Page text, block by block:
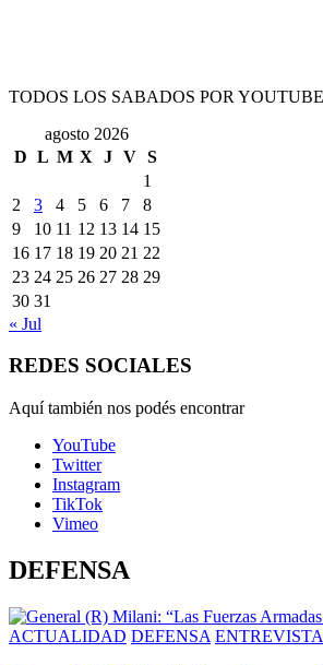
TODOS LOS SABADOS POR
agosto 2026
D L M X J V S
1
2
3 4 5 6 7
8
9
10 11 12 13 14 15
16 17 18 19 20 21 22
23 24 25 26 27 28 29
30 31
« Jul
REDES SOCIALES
Aquí también nos podés encontrar
YouTube
Twitter
Instagram
TikTok
Vimeo
DEFENSA
ACTUALIDAD DEFENSA